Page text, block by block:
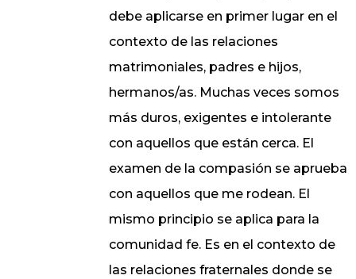
debe aplicarse en primer lugar en el
contexto de las relaciones
matrimoniales, padres e hijos,
hermanos/as. Muchas veces somos
más duros, exigentes e intolerante
con aquellos que están cerca. El
examen de la compasión se aprueba
con aquellos que me rodean. El
mismo principio se aplica para la
comunidad fe. Es en el contexto de
las relaciones fraternales donde se